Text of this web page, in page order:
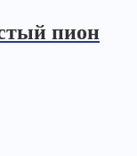
пион